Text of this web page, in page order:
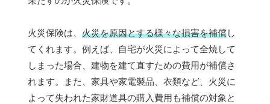
火災保険は、 火災を原因とする様々な損害を補償し
てくれます。例えば、自宅が火災によって全焼して
しまった場合、建物を建て直すための費用が補償さ
れます。また、家具や家電製品、衣類など、火災に
よって失われた家財道具の購入費用も補償の対象と